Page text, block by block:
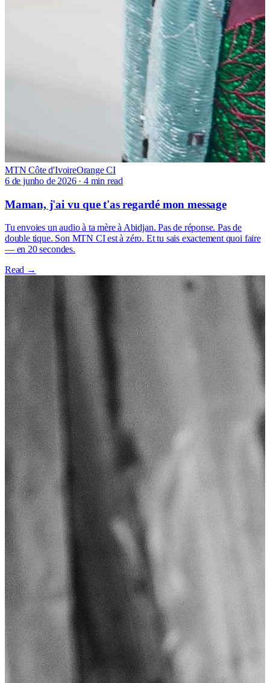
MTN Côte d'IvoireOrange CI
6 de junho de 2026· 4 min read
Maman, j'ai vu que t'as regardé mon message
Tu envoies un audio à ta mère à Abidjan. Pas de réponse. Pas de
double tique. Son MTN CI est à zéro. Et tu sais exactement quoi faire
— en 20 secondes.
Read →